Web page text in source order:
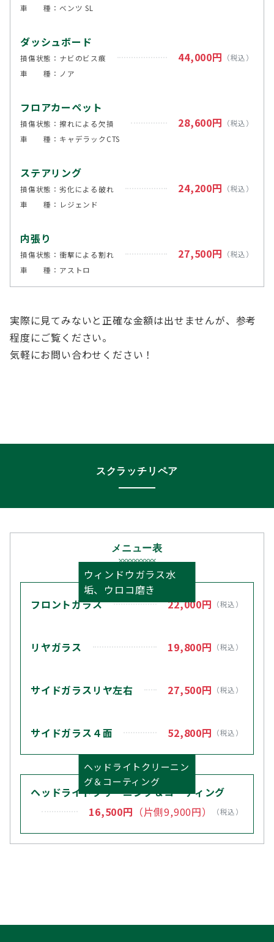
車 種：ベンツ SL
ダッシュボード
損傷状態：ナビのビス痕
車 種：ノア
44,000円 （税込）
フロアカーペット
損傷状態：擦れによる欠損
車 種：キャデラックCTS
28,600円 （税込）
ステアリング
損傷状態：劣化による破れ
車 種：レジェンド
24,200円 （税込）
内張り
損傷状態：衝撃による割れ
車 種：アストロ
27,500円 （税込）
実際に見てみないと正確な金額は出せませんが、参考
程度にご覧ください。
気軽にお問い合わせください！
スクラッチリペア
メニュー表
ウィンドウガラス水
垢、ウロコ磨き
フロントガラス
22,000円 （税込）
リヤガラス 19,800円 （税込）
サイドガラスリヤ左右 27,500円 （税込）
サイドガラス４面 52,800円 （税込）
ヘッドライトクリーニン
グ＆コーティング
ヘッドライトクリーニング＆コーティング
16,500円 （片側9,900円） （税込）